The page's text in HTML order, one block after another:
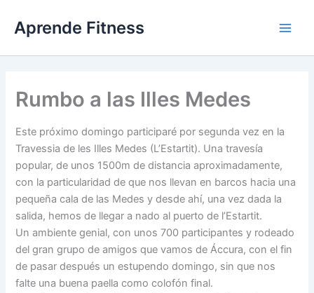
contenido
Aprende Fitness
Rumbo a las Illes Medes
Este próximo domingo participaré por segunda vez en la
Travessia de les Illes Medes (L’Estartit). Una travesía
popular, de unos 1500m de distancia aproximadamente,
con la particularidad de que nos llevan en barcos hacia una
pequeña cala de las Medes y desde ahí, una vez dada la
salida, hemos de llegar a nado al puerto de l’Estartit.
Un ambiente genial, con unos 700 participantes y rodeado
del gran grupo de amigos que vamos de Áccura, con el fin
de pasar después un estupendo domingo, sin que nos
falte una buena paella como colofón final.